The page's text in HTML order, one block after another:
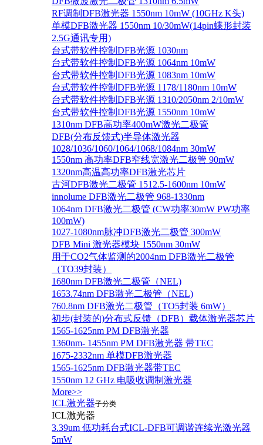
RF调制DFB激光器 1550nm 10mW (10GHz K头)
单模DFB激光器 1550nm 10/30mW(14pin蝶形封装
2.5G通讯专用)
台式带软件控制DFB光源 1030nm
台式带软件控制DFB光源 1064nm 10mW
台式带软件控制DFB光源 1083nm 10mW
台式带软件控制DFB光源 1178/1180nm 10mW
台式带软件控制DFB光源 1310/2050nm 2/10mW
台式带软件控制DFB光源 1550nm 10mW
1310nm DFB高功率400mW激光二极管
DFB(分布反馈式)半导体激光器
1028/1036/1060/1064/1068/1084nm 30mW
1550nm 高功率DFB窄线宽激光二极管 90mW
1320nm高温高功率DFB激光芯片
古河DFB激光二极管 1512.5-1600nm 10mW
innolume DFB激光二极管 968-1330nm
1064nm DFB激光二极管 (CW功率30mW PW功率
100mW)
1027-1080nm脉冲DFB激光二极管 300mW
DFB Mini 激光器模块 1550nm 30mW
用于CO2气体监测的2004nm DFB激光二极管
（TO39封装）
1680nm DFB激光二极管（NEL)
1653.74nm DFB激光二极管（NEL)
760.8nm DFB激光二极管（TO5封装 6mW）
初步(封装的)分布式反馈（DFB）载体激光器芯片
1565-1625nm PM DFB激光器
1360nm- 1455nm PM DFB激光器 带TEC
1675-2332nm 单模DFB激光器
1565-1625nm DFB激光器带TEC
1550nm 12 GHz 电吸收调制激光器
More>>
ICL激光器子分类
ICL激光器
3.39um 低功耗台式ICL-DFB可调谐连续光激光器
5mW